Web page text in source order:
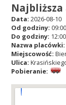
Data: 2026-08-10
Od godziny: 09:00
Do godziny: 12:00
Nazwa placówki:
Miejscowość:
Ulica:
Pobieranie: